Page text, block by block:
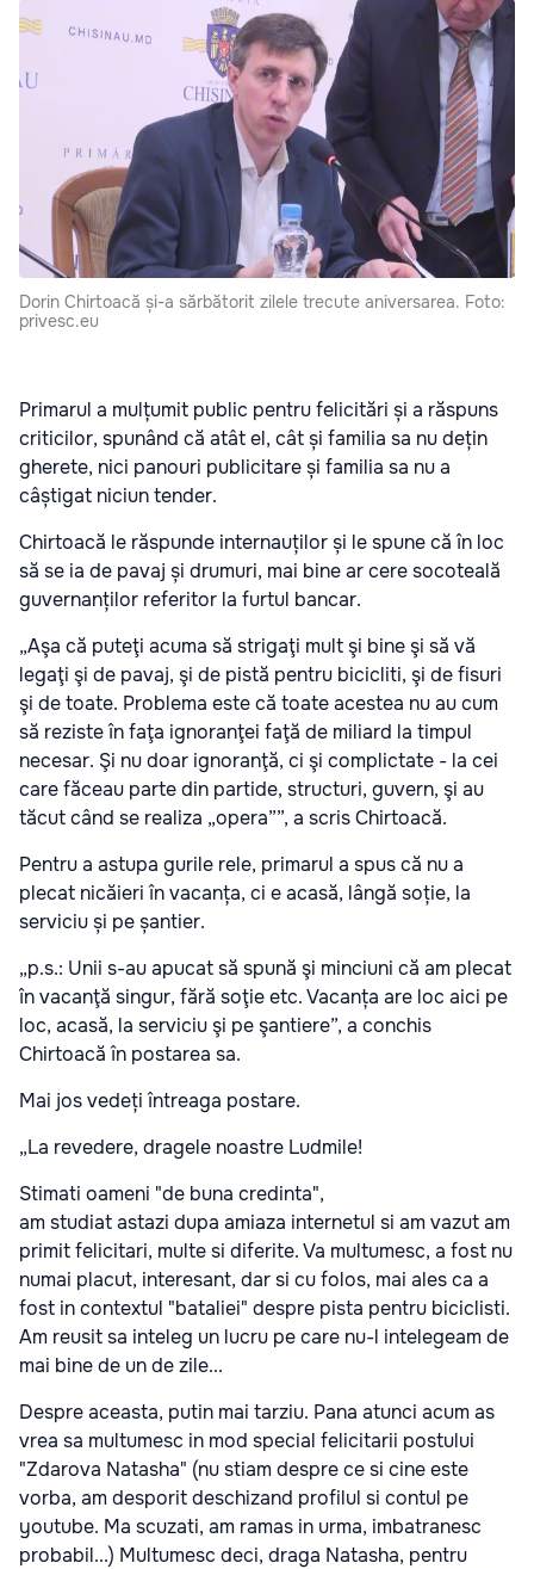
Dorin Chirtoacă și-a sărbătorit zilele trecute aniversarea. Foto:
privesc.eu
Primarul a mulțumit public pentru felicitări și a răspuns
criticilor, spunând că atât el, cât și familia sa nu dețin
gherete, nici panouri publicitare și familia sa nu a
câștigat niciun tender.
Chirtoacă le răspunde internauților și le spune că în loc
să se ia de pavaj și drumuri, mai bine ar cere socoteală
guvernanților referitor la furtul bancar.
„Aşa că puteţi acuma să strigaţi mult şi bine şi să vă
legaţi şi de pavaj, şi de pistă pentru bicicliti, şi de fisuri
şi de toate. Problema este că toate acestea nu au cum
să reziste în faţa ignoranţei faţă de miliard la timpul
necesar. Şi nu doar ignoranţă, ci şi complictate - la cei
care făceau parte din partide, structuri, guvern, şi au
tăcut când se realiza „opera””, a scris Chirtoacă.
Pentru a astupa gurile rele, primarul a spus că nu a
plecat nicăieri în vacanța, ci e acasă, lângă soție, la
serviciu și pe șantier.
„p.s.: Unii s-au apucat să spună şi minciuni că am plecat
în vacanţă singur, fără soţie etc. Vacanța are loc aici pe
loc, acasă, la serviciu şi pe şantiere”, a conchis
Chirtoacă în postarea sa.
Mai jos vedeți întreaga postare.
„La revedere, dragele noastre Ludmile!
Stimati oameni "de buna credinta",
am studiat astazi dupa amiaza internetul si am vazut am
primit felicitari, multe si diferite. Va multumesc, a fost nu
numai placut, interesant, dar si cu folos, mai ales ca a
fost in contextul "bataliei" despre pista pentru biciclisti.
Am reusit sa inteleg un lucru pe care nu-l intelegeam de
mai bine de un de zile...
Despre aceasta, putin mai tarziu. Pana atunci acum as
vrea sa multumesc in mod special felicitarii postului
"Zdarova Natasha" (nu stiam despre ce si cine este
vorba, am desporit deschizand profilul si contul pe
youtube. Ma scuzati, am ramas in urma, imbatranesc
probabil...) Multumesc deci, draga Natasha, pentru